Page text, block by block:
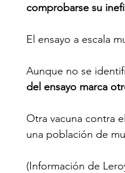
comprobarse su
El ensayo a escala
Aunque no se
del ensayo marca
Otra vacuna contra
una población de
(Información de